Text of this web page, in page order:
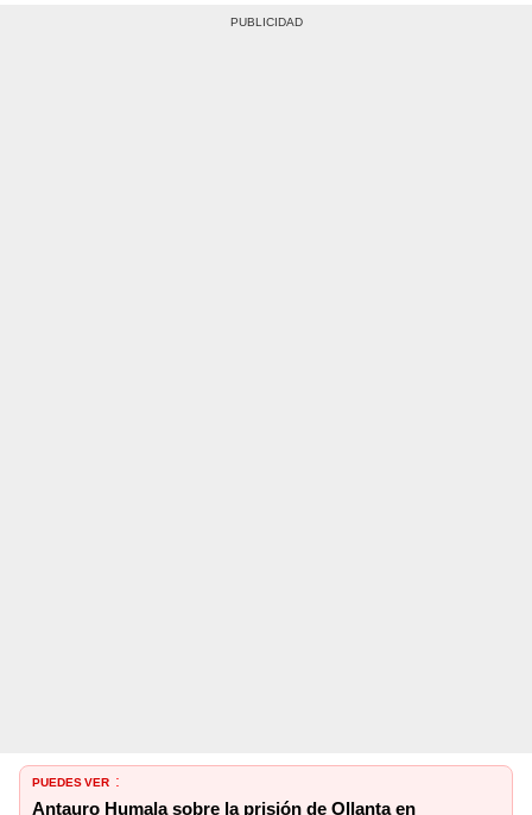
PUEDES VER :
Antauro Humala sobre la prisión de Ollanta en